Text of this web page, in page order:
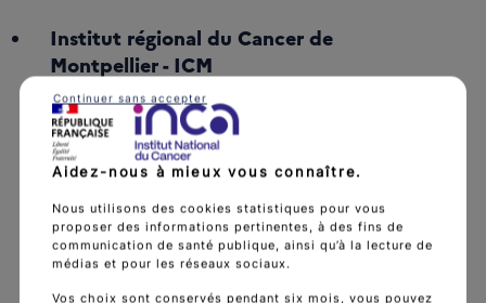
Institut régional du Cancer de
Montpellier - ICM
Parc Euromédecine
34298 Montpellier
04 67 61 31 00
linkhttps://www.icm.unicancer.fr/fr
Aidez-nous à mieux vous connaître.
Nous utilisons des cookies statistiques pour vous
proposer des informations pertinentes, à des fins de
communication de santé publique, ainsi qu’à la lecture de
médias et pour les réseaux sociaux.
Vos choix sont conservés pendant six mois, vous pouvez
Continuer sans accepter